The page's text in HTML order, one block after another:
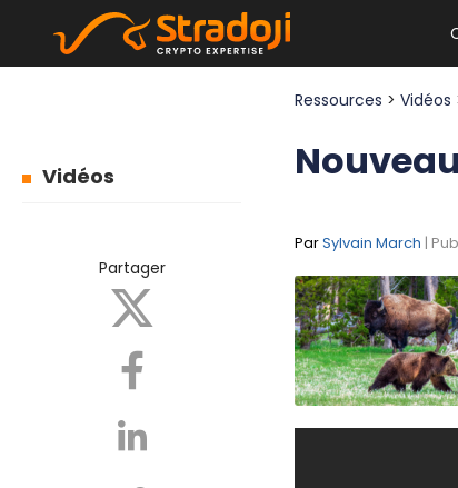
Vidéos
Partager
Ressources >Vidéos
ParSylvain March |